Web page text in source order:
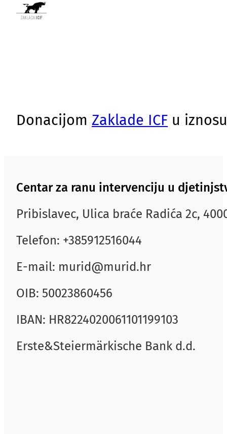
Donacijom Zaklade ICF u
Centar za ranu intervenciju u
Pribislavec, Ulica braće Radića 2c,
Telefon: +385912516044
E-mail: murid@murid.hr
OIB: 50023860456
IBAN: HR8224020061101199103
Erste&Steiermärkische Bank d.d.